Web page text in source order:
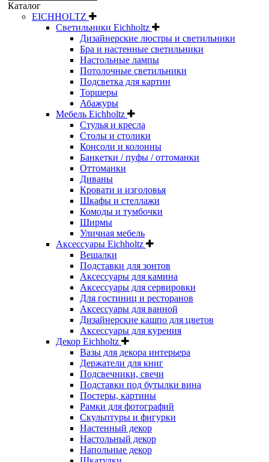
Каталог
EICHHOLTZ
Светильники Eichholtz
Дизайнерские люстры и светильники
Бра и настенные светильники
Настольные лампы
Потолочные светильники
Подсветка для картин
Торшеры
Абажуры
Мебель Eichholtz
Стулья и кресла
Столы и столики
Консоли и колонны
Банкетки / пуфы / оттоманки
Оттоманки
Диваны
Кровати и изголовья
Шкафы и стеллажи
Комоды и тумбочки
Ширмы
Уличная мебель
Аксессуары Eichholtz
Вешалки
Подставки для зонтов
Аксессуары для камина
Аксессуары для сервировки
Для гостиниц и ресторанов
Аксессуары для ванной
Дизайнерские кашпо для цветов
Аксессуары для курения
Декор Eichholtz
Вазы для декора интерьера
Держатели для книг
Подсвечники, свечи
Подставки под бутылки вина
Постеры, картины
Рамки для фотографий
Скульптуры и фигурки
Настенный декор
Настольный декор
Напольные декор